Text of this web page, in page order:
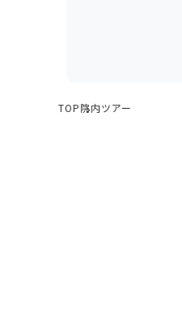
TOP院内ツアー